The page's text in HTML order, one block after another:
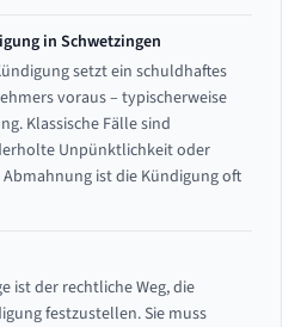
in Schwetzingen
setzt ein schuldhaftes
voraus – typischerweise
Klassische Fälle sind
Unpünktlichkeit oder
ist die Kündigung oft
ist der rechtliche Weg, die
festzustellen. Sie muss